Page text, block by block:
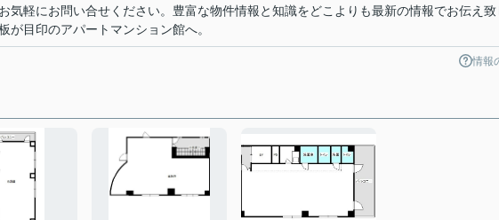
気軽にお問い合せください。豊富な物件情報と知識をどこよりも最新の情報でお伝え致
が目印のアパートマンション館へ。
情報